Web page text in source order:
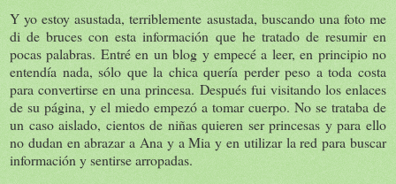
Y yo estoy asustada, terriblemente asustada, buscando una foto me
di de bruces con esta información que he tratado de resumir en
pocas palabras. Entré en un blog y empecé a leer, en principio no
entendía nada, sólo que la chica quería perder peso a toda costa
para convertirse en una princesa. Después fui visitando los enlaces
de su página, y el miedo empezó a tomar cuerpo. No se trataba de
un caso aislado, cientos de niñas quieren ser princesas y para ello
no dudan en abrazar a Ana y a Mia y en utilizar la red para buscar
información y sentirse arropadas.